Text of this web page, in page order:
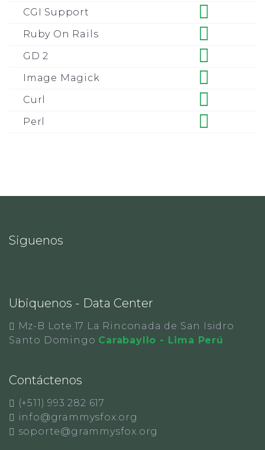
CGI Support
Ruby On Rails
GD 2
Image Magick
Curl
Perl
Siguenos
Ubiquenos - Data Center
Mz-B Lote.17 La Rinconada de San Isidro
Santo Domingo Carabayllo - Lima Perú
Contáctenos
(+511) 993 282 617
info@grammysfox.org
soporte@grammysfox.org